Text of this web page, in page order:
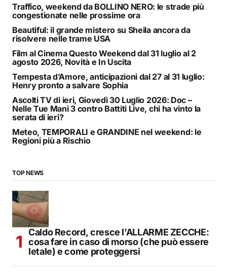
Traffico, weekend da BOLLINO NERO: le strade più
congestionate nelle prossime ora
Beautiful: il grande mistero su Sheila ancora da
risolvere nelle trame USA
Film al Cinema Questo Weekend dal 31 luglio al 2
agosto 2026, Novità e In Uscita
Tempesta d’Amore, anticipazioni dal 27 al 31 luglio:
Henry pronto a salvare Sophia
Ascolti TV di ieri, Giovedì 30 Luglio 2026: Doc –
Nelle Tue Mani 3 contro Battiti Live, chi ha vinto la
serata di ieri?
Meteo, TEMPORALI e GRANDINE nel weekend: le
Regioni più a Rischio
TOP NEWS
Caldo Record, cresce l’ALLARME ZECCHE:
cosa fare in caso di morso (che può essere
letale) e come proteggersi